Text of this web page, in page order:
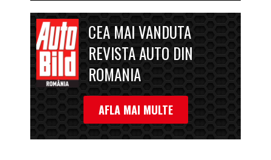
CEA MAI VANDUTA
REVISTA AUTO DIN
ROMANIA
AFLA MAI MULTE